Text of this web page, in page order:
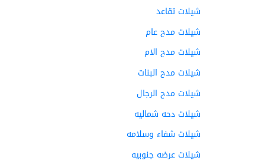
شيلات تقاعد
شيلات مدح عام
شيلات مدح الام
شيلات مدح البنات
شيلات مدح الرجال
شيلات دحه شماليه
شيلات شفاء وسلامه
شيلات عرضه جنوبيه